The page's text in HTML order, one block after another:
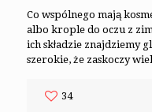
Co wspólnego mają
albo krople do oczu z
ich składzie znajdziemy
szerokie, że zaskoczy
34